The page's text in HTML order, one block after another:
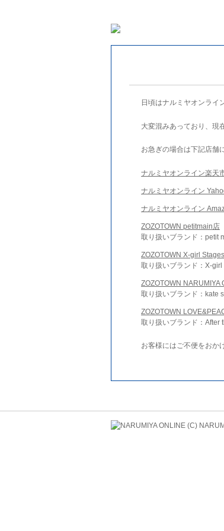
日頃はナルミヤオンライ
大変混みあっており、現
お急ぎの場合は下記店舗
ナルミヤオンライン楽天
ナルミヤオンライン
ナルミヤオンライン
ZOZOTOWN petitmain店
取り扱いブランド：petit
ZOZOTOWN X-girl
取り扱いブランド：X-
ZOZOTOWN NARUMIYA
取り扱いブランド：kate
ZOZOTOWN
取り扱いブランド：After
お客様にはご不便をおか